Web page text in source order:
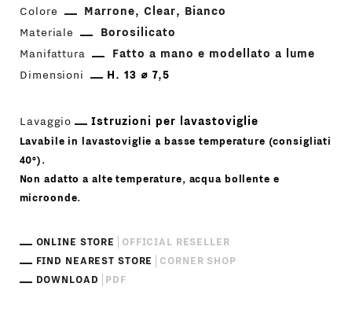
Colore Marrone Clear
Bianco
Materiale
Borosilicato
Manifattura
Fatto a mano e modellato a lume
Dimensioni
H. 13 ⌀ 7,5
Lavaggio Istruzioni per lavastoviglie
Lavabile in lavastoviglie a basse temperature (consigliati
40°).
Non adatto a alte temperature, acqua bollente e
microonde.
ONLINE STORE
OFFICIAL RESELLER
FIND NEAREST STORE
CORNER SHOP
DOWNLOAD
PDF